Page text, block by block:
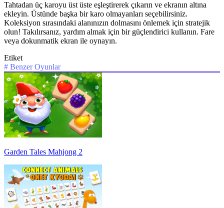
Tahtadan üç karoyu üst üste eşleştirerek çıkarın ve ekranın altına
ekleyin. Üstünde başka bir karo olmayanları seçebilirsiniz.
Koleksiyon sırasındaki alanınızın dolmasını önlemek için stratejik
olun! Takılırsanız, yardım almak için bir güçlendirici kullanın. Fare
veya dokunmatik ekran ile oynayın.
Etiket
# Benzer Oyunlar
Garden Tales Mahjong 2